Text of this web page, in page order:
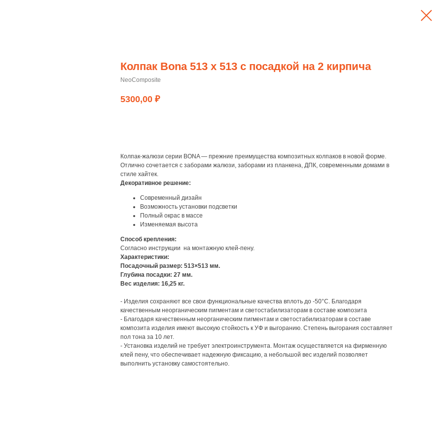
Колпак Bona 513 х 513 с посадкой на 2 кирпича
NeoComposite
5300,00 ₽
Колпак-жалюзи серии BONA — прежние преимущества композитных колпаков в новой форме.
Отлично сочетается с заборами жалюзи, заборами из планкена, ДПК, современными домами в
стиле хайтек.
Декоративное решение:
Современный дизайн
Возможность установки подсветки
Полный окрас в массе
Изменяемая высота
Способ крепления:
Согласно инструкции на монтажную клей-пену.
Характеристики:
Посадочный размер: 513×513 мм.
Глубина посадки: 27 мм.
Вес изделия: 16,25 кг.
- Изделия сохраняют все свои функциональные качества вплоть до -50°С. Благодаря
качественным неорганическим пигментам и светостабилизаторам в составе композита
- Благодаря качественным неорганическим пигментам и светостабилизаторам в составе
композита изделия имеют высокую стойкость к УФ и выгоранию. Степень выгорания составляет
пол тона за 10 лет.
- Установка изделий не требует электроинструмента. Монтаж осуществляется на фирменную
клей пену, что обеспечивает надежную фиксацию, а небольшой вес изделий позволяет
выполнить установку самостоятельно.